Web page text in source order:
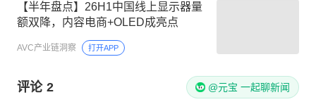
【半年盘点】26H1中国线上显示器量
额双降，内容电商+OLED成亮点
AVC产业链洞察 打开APP
评论 2 @元宝 一起聊新闻